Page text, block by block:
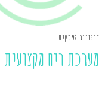
דיפזיור לעסקים
מערכת ריח מקצועית